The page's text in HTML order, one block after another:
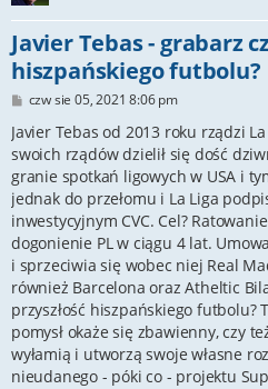
Javier Tebas - grabarz
hiszpańskiego futbolu?
P
s
czw sie 05, 2021 8:06 pm
Javier Tebas od 2013 roku rządzi
swoich rządów dzielił się dość
granie spotkań ligowych w USA i
jednak do przełomu i La Liga
inwestycyjnym CVC. Cel?
dogonienie PL w ciągu 4 lat.
i sprzeciwia się wobec niej Real
również Barcelona oraz Atheltic
przyszłość hiszpańskiego futbolu?
pomysł okaże się zbawienny, czy
wyłamią i utworzą swoje własne
nieudanego - póki co - projektu